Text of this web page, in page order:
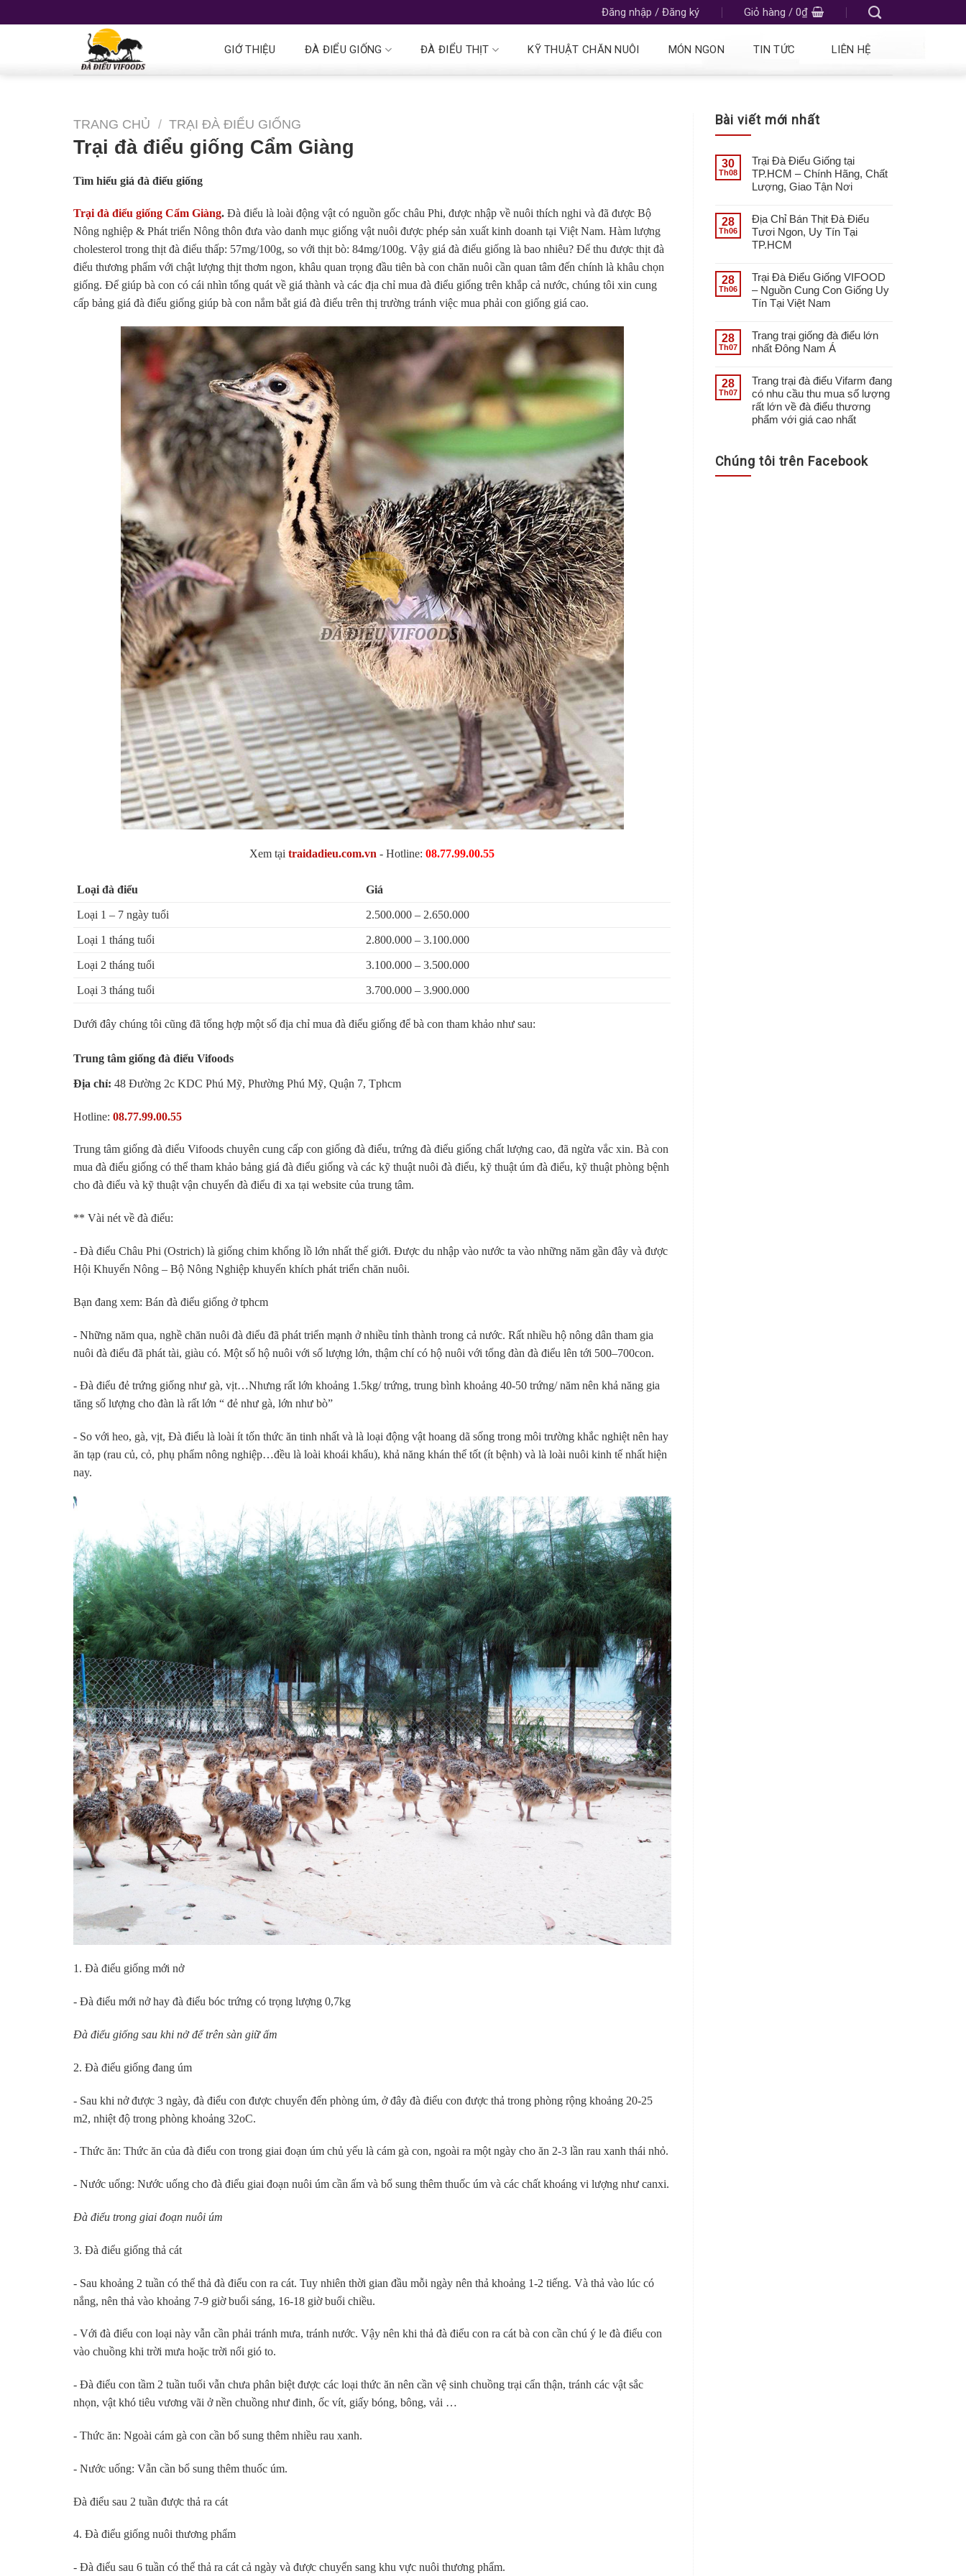
Đăng nhập / Đăng ký Giỏ hàng / 0₫
GIỚ THIỆU ĐÀ ĐIỂU GIỐNG ĐÀ ĐIỂU THỊT KỸ THUẬT CHĂN NUÔI MÓN NGON TIN TỨC LIÊN HỆ
TRANG CHỦ / TRẠI ĐÀ ĐIỂU GIỐNG
Trại đà điểu giống Cẩm Giàng
Tìm hiểu giá đà điểu giống
Trại đà điểu giống Cẩm Giàng. Đà điểu là loài động vật có nguồn gốc châu Phi, được nhập về nuôi thích nghi và đã được Bộ
Nông nghiệp & Phát triển Nông thôn đưa vào danh mục giống vật nuôi được phép sản xuất kinh doanh tại Việt Nam. Hàm lượng
cholesterol trong thịt đà điểu thấp: 57mg/100g, so với thịt bò: 84mg/100g. Vậy giá đà điểu giống là bao nhiêu? Để thu được thịt đà
điểu thương phẩm với chật lượng thịt thơm ngon, khâu quan trọng đầu tiên bà con chăn nuôi cần quan tâm đến chính là khâu chọn
giống. Để giúp bà con có cái nhìn tổng quát về giá thành và các địa chỉ mua đà điểu giống trên khắp cả nước, chúng tôi xin cung
cấp bảng giá đà điểu giống giúp bà con nắm bắt giá đà điểu trên thị trường tránh việc mua phải con giống giá cao.
Xem tạitraidadieu.com.vn - Hotline:08.77.99.00.55
Loại đà điểu Giá
Loại 1 – 7 ngày tuổi 2.500.000 – 2.650.000
Loại 1 tháng tuổi 2.800.000 – 3.100.000
Loại 2 tháng tuổi 3.100.000 – 3.500.000
Loại 3 tháng tuổi 3.700.000 – 3.900.000
Dưới đây chúng tôi cũng đã tổng hợp một số địa chỉ mua đà điểu giống để bà con tham khảo như sau:
Trung tâm giống đà điểu Vifoods
Địa chỉ: 48 Đường 2c KDC Phú Mỹ, Phường Phú Mỹ, Quận 7, Tphcm
Hotline: 08.77.99.00.55
Trung tâm giống đà điểu Vifoods chuyên cung cấp con giống đà điểu, trứng đà điểu giống chất lượng cao, đã ngừa vắc xin. Bà con
mua đà điểu giống có thể tham khảo bảng giá đà điểu giống và các kỹ thuật nuôi đà điểu, kỹ thuật úm đà điểu, kỹ thuật phòng bệnh
cho đà điểu và kỹ thuật vận chuyển đà điểu đi xa tại website của trung tâm.
** Vài nét về đà điểu:
- Đà điểu Châu Phi (Ostrich) là giống chim khổng lồ lớn nhất thế giới. Được du nhập vào nước ta vào những năm gần đây và được
Hội Khuyến Nông – Bộ Nông Nghiệp khuyến khích phát triển chăn nuôi.
Bạn đang xem: Bán đà điểu giống ở tphcm
- Những năm qua, nghề chăn nuôi đà điểu đã phát triển mạnh ở nhiều tỉnh thành trong cả nước. Rất nhiều hộ nông dân tham gia
nuôi đà điểu đã phát tài, giàu có. Một số hộ nuôi với số lượng lớn, thậm chí có hộ nuôi với tổng đàn đà điểu lên tới 500–700con.
- Đà điểu đẻ trứng giống như gà, vịt…Nhưng rất lớn khoảng 1.5kg/ trứng, trung bình khoảng 40-50 trứng/ năm nên khả năng gia
tăng số lượng cho đàn là rất lớn “ đẻ như gà, lớn như bò”
- So với heo, gà, vịt, Đà điểu là loài ít tốn thức ăn tinh nhất và là loại động vật hoang dã sống trong môi trường khắc nghiệt nên hay
ăn tạp (rau củ, cỏ, phụ phẩm nông nghiệp…đều là loài khoái khẩu), khả năng khán thể tốt (ít bệnh) và là loài nuôi kinh tế nhất hiện
nay.
1. Đà điểu giống mới nở
- Đà điểu mới nở hay đà điểu bóc trứng có trọng lượng 0,7kg
Đà điểu giống sau khi nở để trên sàn giữ ấm
2. Đà điểu giống đang úm
- Sau khi nở được 3 ngày, đà điểu con được chuyển đến phòng úm, ở đây đà điểu con được thả trong phòng rộng khoảng 20-25
m2, nhiệt độ trong phòng khoảng 32oC.
- Thức ăn: Thức ăn của đà điểu con trong giai đoạn úm chủ yếu là cám gà con, ngoài ra một ngày cho ăn 2-3 lần rau xanh thái nhỏ.
- Nước uống: Nước uống cho đà điểu giai đoạn nuôi úm cần ấm và bổ sung thêm thuốc úm và các chất khoáng vi lượng như canxi.
Đà điểu trong giai đoạn nuôi úm
3. Đà điểu giống thả cát
- Sau khoảng 2 tuần có thể thả đà điểu con ra cát. Tuy nhiên thời gian đầu mỗi ngày nên thả khoảng 1-2 tiếng. Và thả vào lúc có
nắng, nên thả vào khoảng 7-9 giờ buổi sáng, 16-18 giờ buổi chiều.
- Với đà điểu con loại này vẫn cần phải tránh mưa, tránh nước. Vậy nên khi thả đà điểu con ra cát bà con cần chú ý le đà điểu con
vào chuồng khi trời mưa hoặc trời nổi gió to.
- Đà điểu con tầm 2 tuần tuổi vẫn chưa phân biệt được các loại thức ăn nên cần vệ sinh chuồng trại cẩn thận, tránh các vật sắc
nhọn, vật khó tiêu vương vãi ở nền chuồng như đinh, ốc vít, giấy bóng, bông, vải …
- Thức ăn: Ngoài cám gà con cần bổ sung thêm nhiều rau xanh.
- Nước uống: Vẫn cần bổ sung thêm thuốc úm.
Đà điểu sau 2 tuần được thả ra cát
4. Đà điểu giống nuôi thương phẩm
- Đà điểu sau 6 tuần có thể thả ra cát cả ngày và được chuyển sang khu vực nuôi thương phẩm.
Bài viết mới nhất
30
Th08
Trại Đà Điểu Giống tại
TP.HCM – Chính Hãng, Chất
Lượng, Giao Tận Nơi
28
Th06
Địa Chỉ Bán Thịt Đà Điểu
Tươi Ngon, Uy Tín Tại
TP.HCM
28
Th06
Trại Đà Điểu Giống VIFOOD
– Nguồn Cung Con Giống Uy
Tín Tại Việt Nam
28
Th07
Trang trại giống đà điểu lớn
nhất Đông Nam Á
28
Th07
Trang trại đà điểu Vifarm đang
có nhu cầu thu mua số lượng
rất lớn về đà điểu thương
phẩm với giá cao nhất
Chúng tôi trên Facebook